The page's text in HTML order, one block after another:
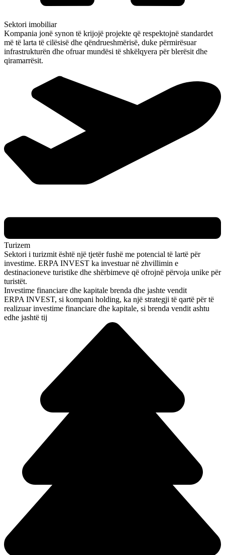
Sektori imobiliar
Kompania jonë synon të krijojë projekte që respektojnë standardet
më të larta të cilësisë dhe qëndrueshmërisë, duke përmirësuar
infrastrukturën dhe ofruar mundësi të shkëlqyera për blerësit dhe
qiramarrësit.
Turizem
Sektori i turizmit është një tjetër fushë me potencial të lartë për
investime. ERPA INVEST ka investuar në zhvillimin e
destinacioneve turistike dhe shërbimeve që ofrojnë përvoja unike për
turistët.
Investime financiare dhe kapitale brenda dhe jashte vendit
ERPA INVEST, si kompani holding, ka një strategji të qartë për të
realizuar investime financiare dhe kapitale, si brenda vendit ashtu
edhe jashtë tij